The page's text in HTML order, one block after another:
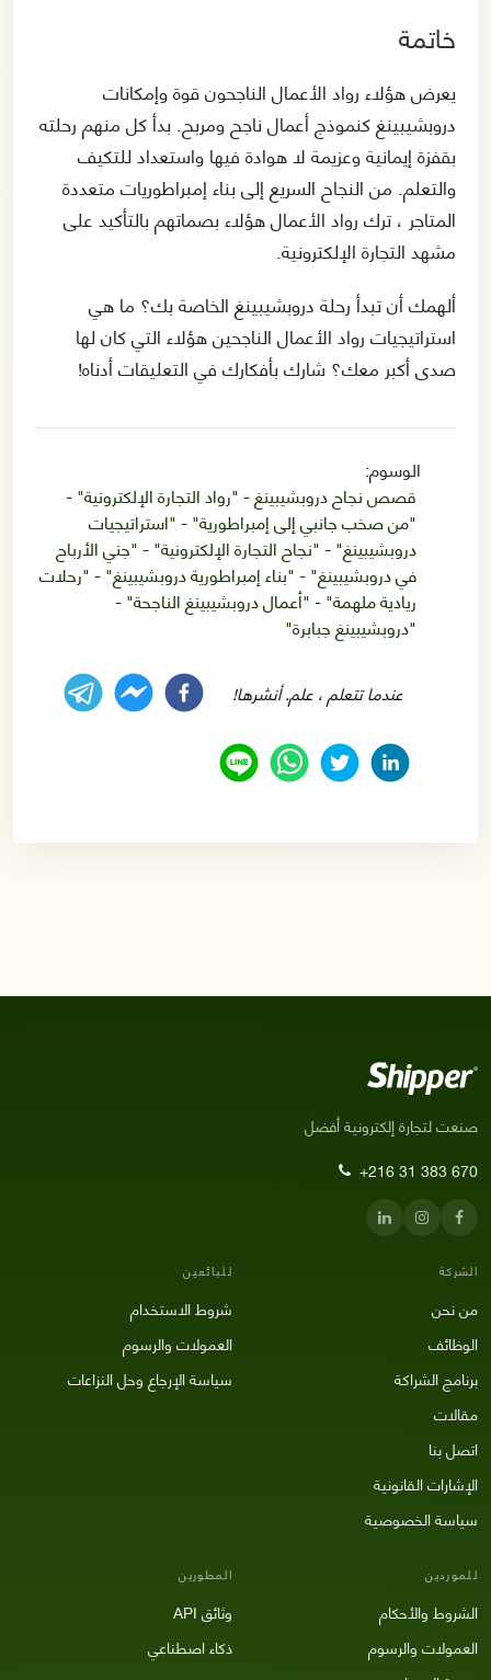
خاتمة
يعرض هؤلاء رواد الأعمال الناجحون قوة وإمكانات
دروبشيبينغ كنموذج أعمال ناجح ومربح. بدأ كل منهم رحلته
بقفزة إيمانية وعزيمة لا هوادة فيها واستعداد للتكيف
والتعلم. من النجاح السريع إلى بناء إمبراطوريات متعددة
المتاجر ، ترك رواد الأعمال هؤلاء بصماتهم بالتأكيد على
مشهد التجارة الإلكترونية.
ألهمك أن تبدأ رحلة دروبشيبينغ الخاصة بك؟ ما هي
استراتيجيات رواد الأعمال الناجحين هؤلاء التي كان لها
صدى أكبر معك؟ شارك بأفكارك في التعليقات أدناه!
الوسوم:
قصص نجاح دروبشيبينغ - "رواد التجارة الإلكترونية" -
"من صخب جانبي إلى إمبراطورية" - "استراتيجيات
دروبشيبينغ" - "نجاح التجارة الإلكترونية" - "جني الأرباح
في دروبشيبينغ" - "بناء إمبراطورية دروبشيبينغ" - "رحلات
ريادية ملهمة" - "أعمال دروبشيبينغ الناجحة" -
"دروبشيبينغ جبابرة"
عندما تتعلم ، علم. أنشرها!
صنعت لتجارة إلكترونية أفضل
+216 31 383 670
الشركة
من نحن
الوظائف
برنامج الشراكة
مقالات
اتصل بنا
الإشارات القانونية
سياسة الخصوصية
للبائعين
شروط الاستخدام
العمولات والرسوم
سياسة الإرجاع وحل النزاعات
للموردين
الشروط والأحكام
العمولات والرسوم
المطورين
وثائق API
ذكاء اصطناعي